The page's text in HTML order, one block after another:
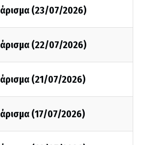
(23/07/2026)
(22/07/2026)
(21/07/2026)
(17/07/2026)